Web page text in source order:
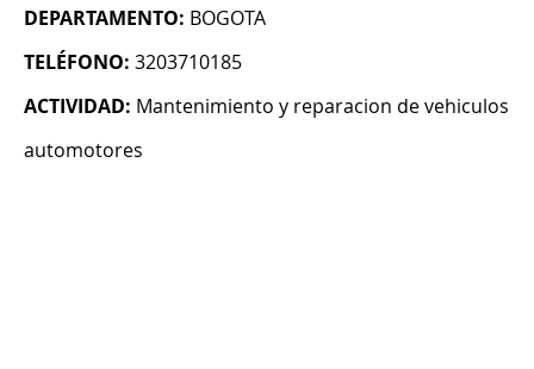
DEPARTAMENTO: BOGOTA
TELÉFONO: 3203710185
ACTIVIDAD: Mantenimiento y reparacion de vehiculos
automotores